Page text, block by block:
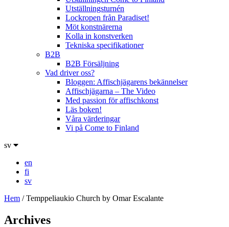
Utställningsturnén
Lockropen från Paradiset!
Möt konstnärerna
Kolla in konstverken
Tekniska specifikationer
B2B
B2B Försäljning
Vad driver oss?
Bloggen: Affischjägarens bekännelser
Affischjägarna – The Video
Med passion för affischkonst
Läs boken!
Våra värderingar
Vi på Come to Finland
sv
en
fi
sv
Hem /Temppeliaukio Church by Omar Escalante
Archives